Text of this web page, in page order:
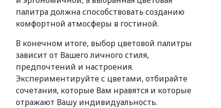
палитра должна способствовать созданию
комфортной атмосферы в гостиной.
В конечном итоге, выбор цветовой палитры
зависит от Вашего личного стиля,
предпочтений и настроения.
Экспериментируйте с цветами, отбирайте
сочетания, которые Вам нравятся и которые
отражают Вашу индивидуальность.